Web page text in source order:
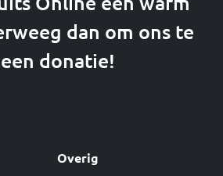
dan om ons te
donatie!
Overig